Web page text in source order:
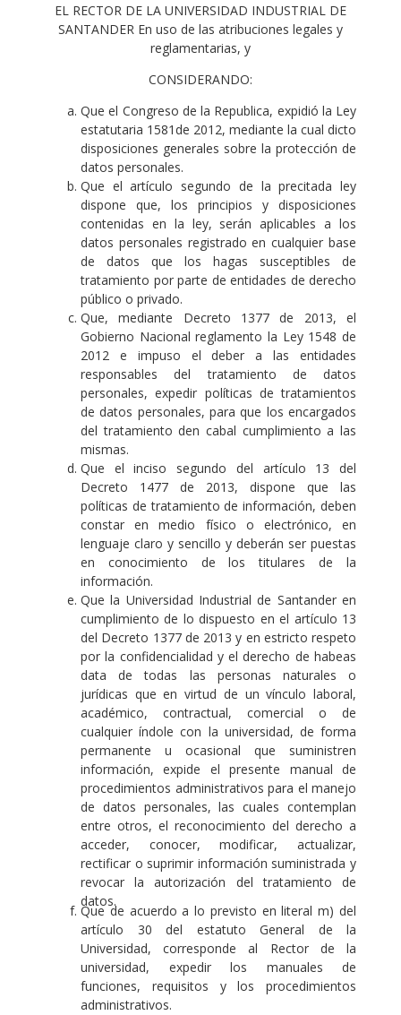
EL RECTOR DE LA UNIVERSIDAD INDUSTRIAL DE
SANTANDER En uso de las atribuciones legales y
reglamentarias, y
CONSIDERANDO:
Que el Congreso de la Republica, expidió la Ley
estatutaria 1581de 2012, mediante la cual dicto
disposiciones generales sobre la protección de
datos personales.
Que el artículo segundo de la precitada ley
dispone que, los principios y disposiciones
contenidas en la ley, serán aplicables a los
datos personales registrado en cualquier base
de datos que los hagas susceptibles de
tratamiento por parte de entidades de derecho
público o privado.
Que, mediante Decreto 1377 de 2013, el
Gobierno Nacional reglamento la Ley 1548 de
2012 e impuso el deber a las entidades
responsables del tratamiento de datos
personales, expedir políticas de tratamientos
de datos personales, para que los encargados
del tratamiento den cabal cumplimiento a las
mismas.
Que el inciso segundo del artículo 13 del
Decreto 1477 de 2013, dispone que las
políticas de tratamiento de información, deben
constar en medio físico o electrónico, en
lenguaje claro y sencillo y deberán ser puestas
en conocimiento de los titulares de la
información.
Que la Universidad Industrial de Santander en
cumplimiento de lo dispuesto en el artículo 13
del Decreto 1377 de 2013 y en estricto respeto
por la confidencialidad y el derecho de habeas
data de todas las personas naturales o
jurídicas que en virtud de un vínculo laboral,
académico, contractual, comercial o de
cualquier índole con la universidad, de forma
permanente u ocasional que suministren
información, expide el presente manual de
procedimientos administrativos para el manejo
de datos personales, las cuales contemplan
entre otros, el reconocimiento del derecho a
acceder, conocer, modificar, actualizar,
rectificar o suprimir información suministrada y
revocar la autorización del tratamiento de
datos.
Que de acuerdo a lo previsto en literal m) del
artículo 30 del estatuto General de la
Universidad, corresponde al Rector de la
universidad, expedir los manuales de
funciones, requisitos y los procedimientos
administrativos.